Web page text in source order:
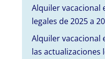
Alquiler vacacional
legales de 2025 a
Alquiler vacacional
las actualizaciones